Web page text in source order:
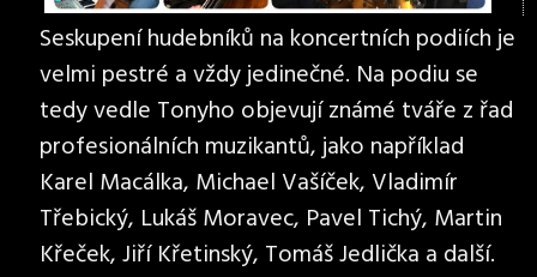
Seskupení hudebníků na koncertních podiích je
velmi pestré a vždy jedinečné. Na podiu se
tedy vedle Tonyho objevují známé tváře z řad
profesionálních muzikantů, jako například
Karel Macálka, Michael Vašíček, Vladimír
Třebický, Lukáš Moravec, Pavel Tichý, Martin
Křeček, Jiří Křetinský, Tomáš Jedlička a další.